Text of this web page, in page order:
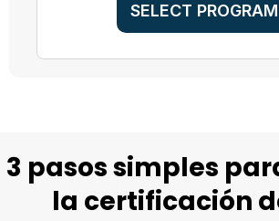
SELECT PROGRAM
3 pasos simples
la certificación